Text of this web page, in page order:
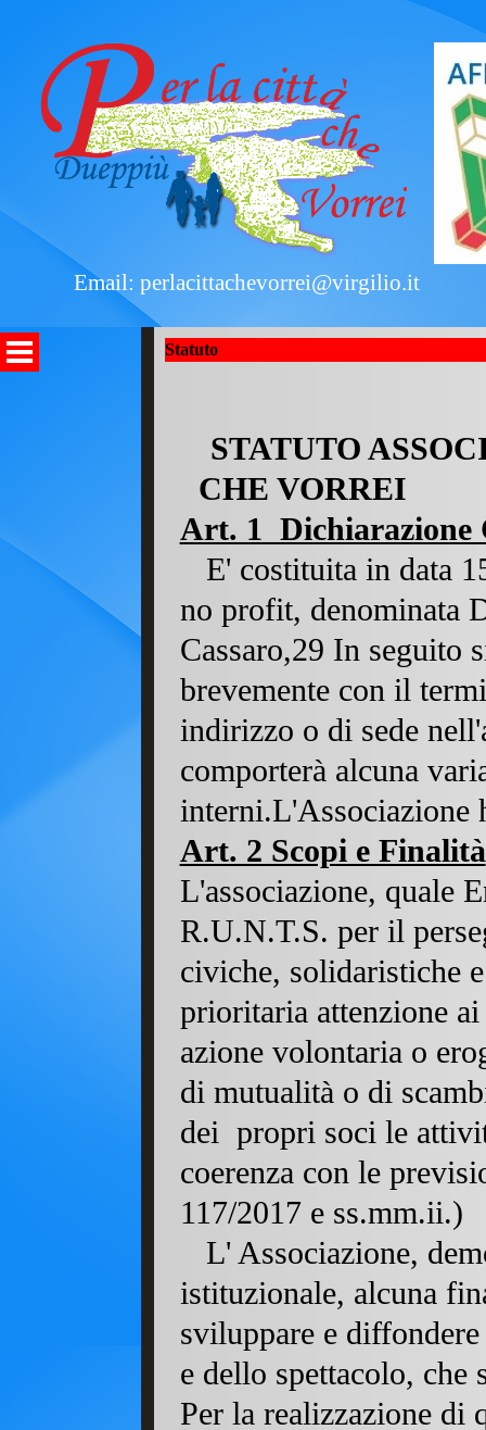
Email: perlacittachevorrei@virgilio.it
Statuto
STATUTO
Art. 1 Dichiarazione
E' costituita in data
no profit, denominata
Cassaro,29 In seguito
brevemente con il
indirizzo o di sede
comporterà alcuna
interni.L'Associazione
Art. 2 Scopi e Finalità
L'associazione, quale
R.U.N.T.S. per il
civiche, solidaristiche
prioritaria attenzione
azione volontaria o
di mutualità o di
dei propri soci le
coerenza con le
117/2017 e ss.mm.ii.)
L' Associazione,
istituzionale, alcuna
sviluppare e
e dello spettacolo,
Per la realizzazione di